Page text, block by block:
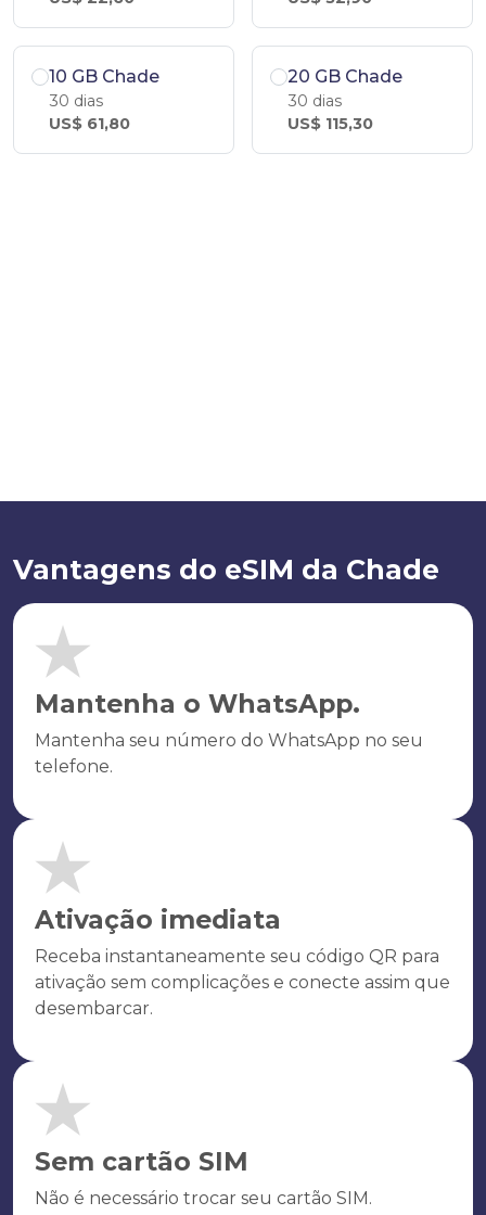
10 GB Chade
30 dias
US$ 61,80
20 GB Chade
30 dias
US$ 115,30
Vantagens do eSIM da Chade
Mantenha o WhatsApp.
Mantenha seu número do WhatsApp no seu
telefone.
Ativação imediata
Receba instantaneamente seu código QR para
ativação sem complicações e conecte assim que
desembarcar.
Sem cartão SIM
Não é necessário trocar seu cartão SIM.